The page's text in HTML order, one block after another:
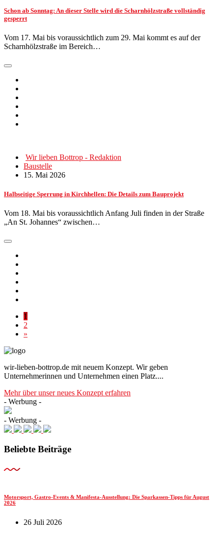
Schon ab Sonntag: An dieser Stelle wird die Scharnhölzstraße vollständig
gesperrt
Vom 17. Mai bis voraussichtlich zum 29. Mai kommt es auf der
Scharnhölzstraße im Bereich…
Wir lieben Bottrop - Redaktion
Baustelle
15. Mai 2026
Halbseitige Sperrung in Kirchhellen: Die Details zum Bauprojekt
Vom 18. Mai bis voraussichtlich Anfang Juli finden in der Straße
„An St. Johannes“ zwischen…
1
2
»
wir-lieben-bottrop.de mit neuem Konzept. Wir geben
Unternehmerinnen und Unternehmen einen Platz....
Mehr über unser neues Konzept erfahren
- Werbung -
- Werbung -
Beliebte Beiträge
Motorsport, Gastro-Events & Manifesta-Ausstellung: Die Sparkassen-Tipps für August
2026
26 Juli 2026